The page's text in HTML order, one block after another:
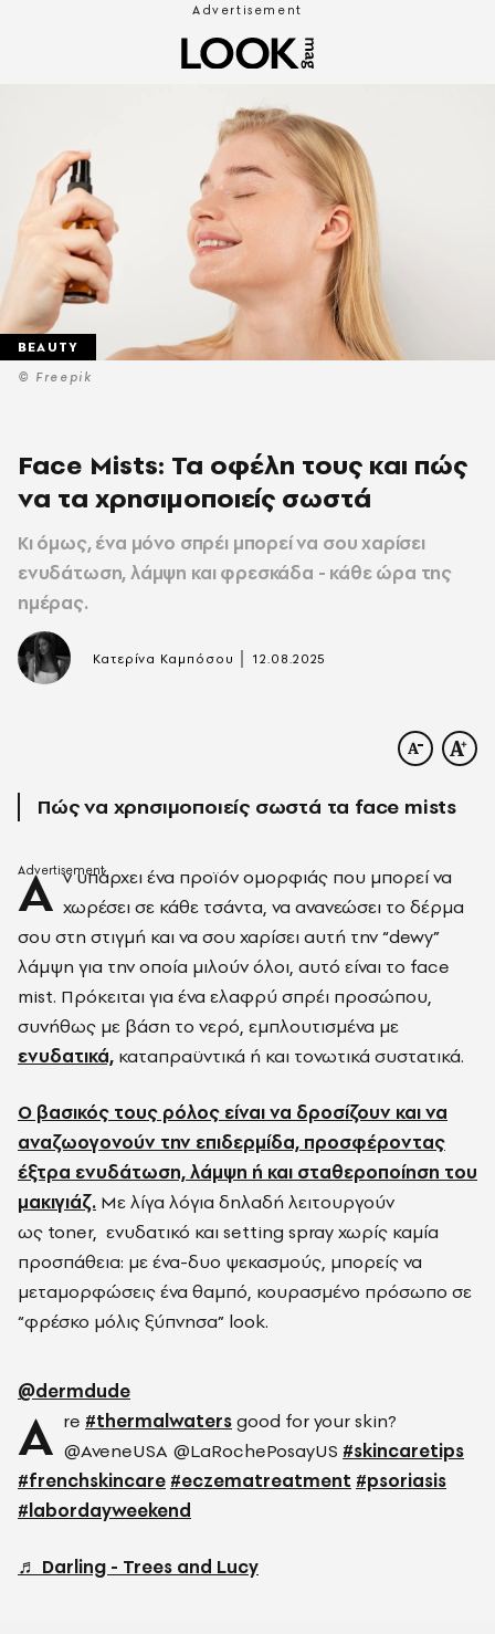
© Freepik
BEAUTY
Face Mists: Τα oφέλη τους και πώς
να τα χρησιμοποιείς σωστά
Κι όμως, ένα μόνο σπρέι μπορεί να σου χαρίσει
ενυδάτωση, λάμψη και φρεσκάδα - κάθε ώρα της
ημέρας.
Κατερίνα Καμπόσου 12.08.2025
Πώς να χρησιμοποιείς σωστά τα face mists
Α ν υπάρχει ένα προϊόν ομορφιάς που μπορεί να
χωρέσει σε κάθε τσάντα, να ανανεώσει το δέρμα
σου στη στιγμή και να σου χαρίσει αυτή την “dewy”
λάμψη για την οποία μιλούν όλοι, αυτό είναι το face
mist. Πρόκειται για ένα ελαφρύ σπρέι προσώπου,
συνήθως με βάση το νερό, εμπλουτισμένα με
ενυδατικά, καταπραϋντικά ή και τονωτικά συστατικά.
Ο βασικός τους ρόλος είναι να δροσίζουν και να
αναζωογονούν την επιδερμίδα, προσφέροντας
έξτρα ενυδάτωση, λάμψη ή και σταθεροποίηση του
μακιγιάζ. Mε λίγα λόγια δηλαδή λειτουργούν
ως toner, ενυδατικό και setting spray χωρίς καμία
προσπάθεια: με ένα-δυο ψεκασμούς, μπορείς να
μεταμορφώσεις ένα θαμπό, κουρασμένο πρόσωπο σε
“φρέσκο μόλις ξύπνησα” look.
@dermdude
A re #thermalwatersgood for your skin?
@AveneUSA @LaRochePosayUS #skincaretips
#frenchskincare #eczematreatment #psoriasis
#labordayweekend
♬ Darling - Trees and Lucy